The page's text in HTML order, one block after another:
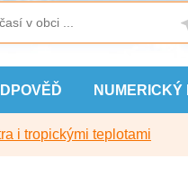
NUMERICKÝ
i tropickými teplotami